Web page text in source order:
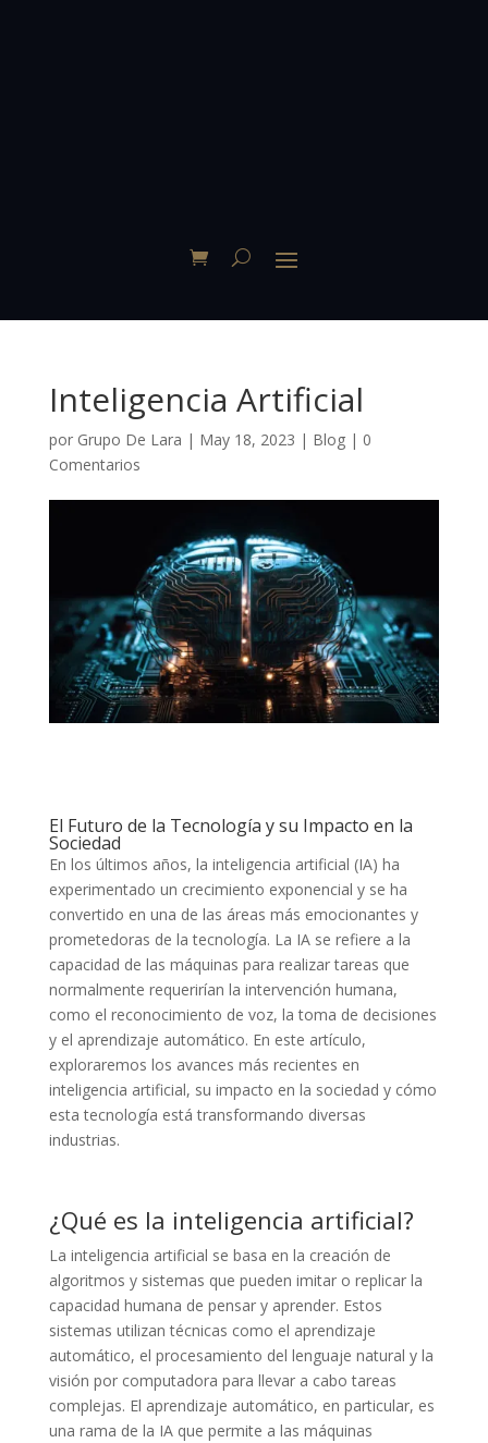
Inteligencia Artificial
por Grupo De Lara | May 18, 2023 | Blog| 0
Comentarios
El Futuro de la Tecnología y su Impacto en la
Sociedad
En los últimos años, la inteligencia artificial (IA) ha
experimentado un crecimiento exponencial y se ha
convertido en una de las áreas más emocionantes y
prometedoras de la tecnología. La IA se refiere a la
capacidad de las máquinas para realizar tareas que
normalmente requerirían la intervención humana,
como el reconocimiento de voz, la toma de decisiones
y el aprendizaje automático. En este artículo,
exploraremos los avances más recientes en
inteligencia artificial, su impacto en la sociedad y cómo
esta tecnología está transformando diversas
industrias.
¿Qué es la inteligencia artificial?
La inteligencia artificial se basa en la creación de
algoritmos y sistemas que pueden imitar o replicar la
capacidad humana de pensar y aprender. Estos
sistemas utilizan técnicas como el aprendizaje
automático, el procesamiento del lenguaje natural y la
visión por computadora para llevar a cabo tareas
complejas. El aprendizaje automático, en particular, es
una rama de la IA que permite a las máquinas